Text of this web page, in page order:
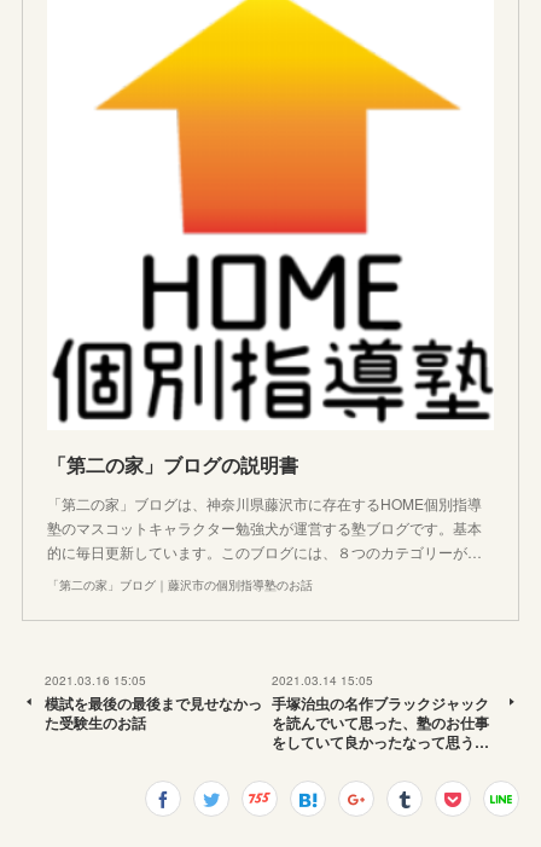
「第二の家」ブログの説明書
「第二の家」ブログは、神奈川県藤沢市に存在するHOME個別指導
塾のマスコットキャラクター勉強犬が運営する塾ブログです。基本
的に毎日更新しています。このブログには、８つのカテゴリーが…
「第二の家」ブログ｜藤沢市の個別指導塾のお話
2021.03.16 15:05
模試を最後の最後まで見せなかっ
た受験生のお話
2021.03.14 15:05
手塚治虫の名作ブラックジャック
を読んでいて思った、塾のお仕事
をしていて良かったなって思う…